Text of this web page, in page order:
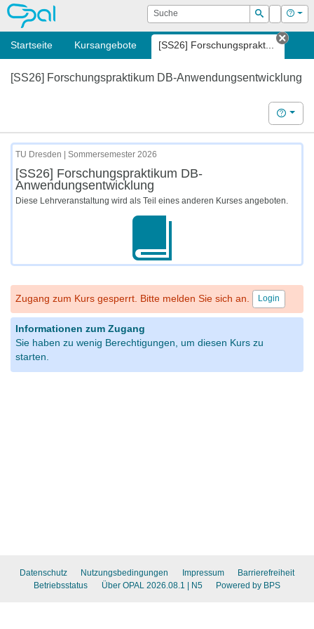
OPAL Suche
Suchen
Login Hilfe
Startseite Kursangebote [SS26] Forschungsprakt...
Tab
[SS26] Forschungspraktikum DB-Anwendungsentwicklung
Hilfe
TU Dresden | Sommersemester 2026
[SS26] Forschungspraktikum DB-
Anwendungsentwicklung
Diese Lehrveranstaltung wird als Teil eines anderen Kurses angeboten.
Zugang zum Kurs gesperrt. Bitte melden Sie sich an. Login
Informationen zum Zugang
Sie haben zu wenig Berechtigungen, um diesen Kurs zu
starten.
Datenschutz Nutzungsbedingungen Impressum
Barrierefreiheit
Betriebsstatus
Über OPAL 2026.08.1 | N5 Powered by BPS